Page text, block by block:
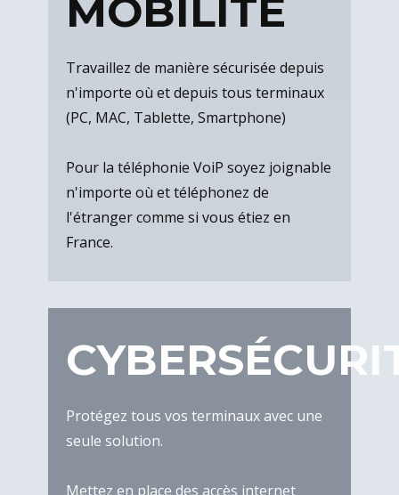
MOBILITÉ
Travaillez de manière sécurisée depuis
n'importe où et depuis tous terminaux
(PC, MAC, Tablette, Smartphone)
Pour la téléphonie VoiP soyez joignable
n'importe où et téléphonez de
l'étranger comme si vous étiez en
France.
Protégez tous vos terminaux avec une
seule solution.
Mettez en place des accès internet